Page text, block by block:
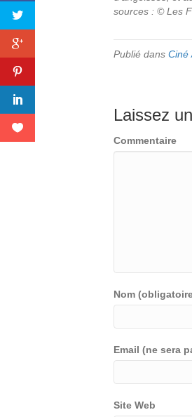
sources : © Les
Publié dans Ciné
Laissez
Commentaire
Nom
Email (ne sera
Site Web